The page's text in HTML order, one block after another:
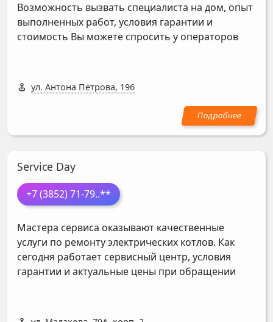
Возможность вызвать специалиста на дом, опыт
выполненных работ, условия гарантии и
стоимость Вы можете спросить у операторов
ул. Антона Петрова, 196
Service Day
+7 (3852) 71-79..**
Мастера сервиса оказывают качественные
услуги по ремонту электрических котлов. Как
сегодня работает сервисный центр, условия
гарантии и актуальные цены при обращении